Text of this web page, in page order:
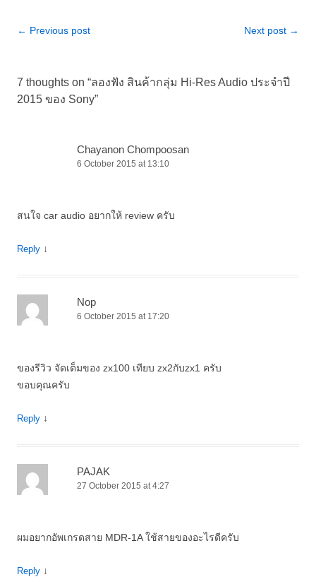
Post
← Previous post Next post →
7 thoughts on “ลองฟัง สินค้ากลุ่ม Hi-Res Audio ประจำปี
2015 ของ Sony”
Chayanon Chompoosan
6 October 2015 at 13:10
สนใจ car audio อยากให้ review ครับ
Reply ↓
Nop
6 October 2015 at 17:20
ของรีวิว จัดเต็มของ zx100 เทียบ zx2กับzx1 ครับ
ขอบคุณครับ
Reply ↓
PAJAK
27 October 2015 at 4:27
ผมอยากอัพเกรดสาย MDR-1A ใช้สายของอะไรดีครับ
Reply ↓